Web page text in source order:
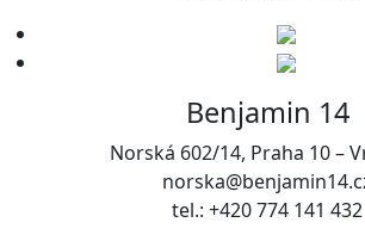
Benjamin 14
Norská 602/14, Praha 10 –
tel.: +420 774 141 432